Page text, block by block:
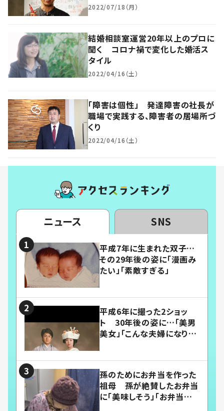
2022/07/18（月）
結婚相談室運営20年以上のプロに
聞く コロナ禍で変化した婚活ス
タイル
2022/04/16（土）
「障害は個性」 発達障害の社長が
職場で実践する、障害者の居場所づ
くり
2022/04/16（土）
ニュース SNS
平成7年に生まれた双子…
その29年後の姿に「漫画み
たい」「素敵すぎる」
平成6年に撮った2ショッ
ト 30年後の姿に…「美男
美女」「こんな夫婦になりた
孫のためにお弁当を作った
祖母 孫が絶賛したお弁当
に「美味しそう」「お弁当すご